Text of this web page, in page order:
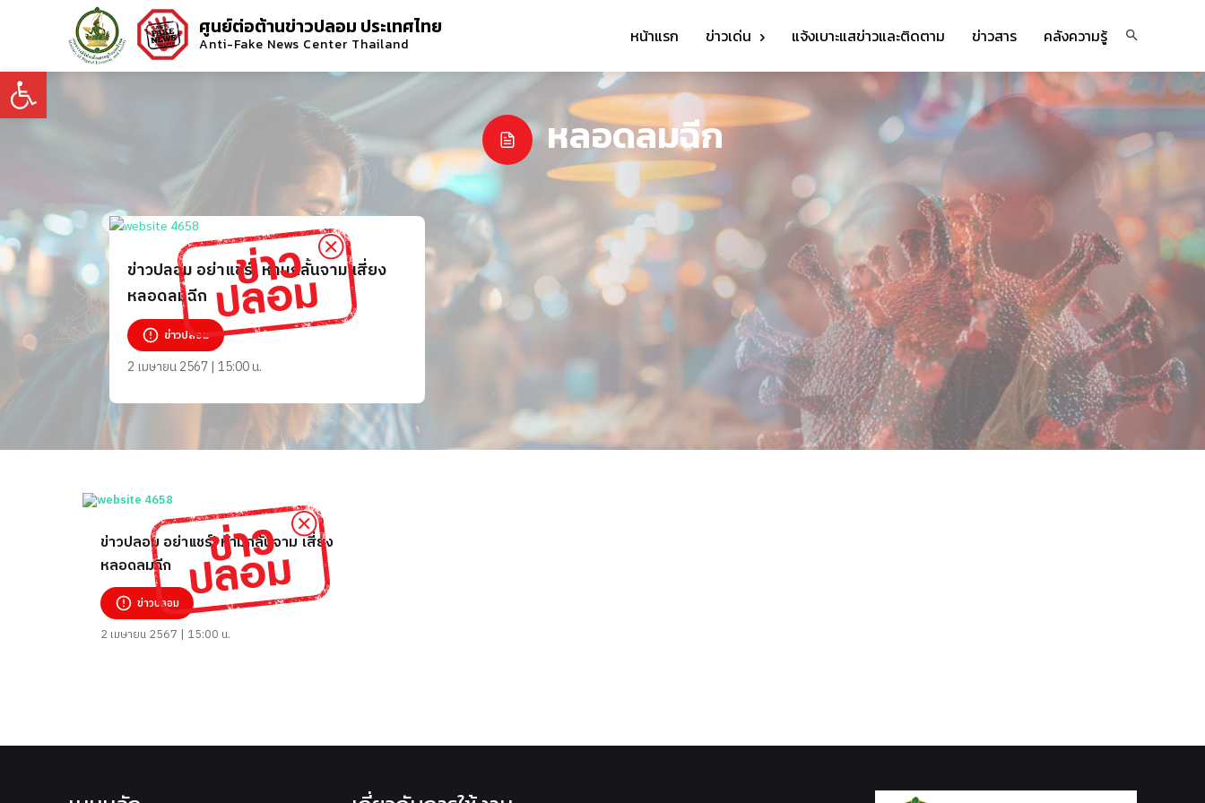
Open toolbar
ศูนย์ต่อต้านข่าวปลอม ประเทศไทย
Anti-Fake News Center Thailand หน้าแรก ข่าวเด่น แจ้งเบาะแสข่าวและติดตาม ข่าวสาร คลังความรู้
หลอดลมฉีก
ข่าวปลอม อย่าแชร์! ห้ามกลั้นจาม เสี่ยง
หลอดลมฉีก
ข่าวปลอม
2 เมษายน 2567 | 15:00 น.
ข่าวปลอม อย่าแชร์! ห้ามกลั้นจาม เสี่ยง
หลอดลมฉีก
ข่าวปลอม
2 เมษายน 2567 | 15:00 น.